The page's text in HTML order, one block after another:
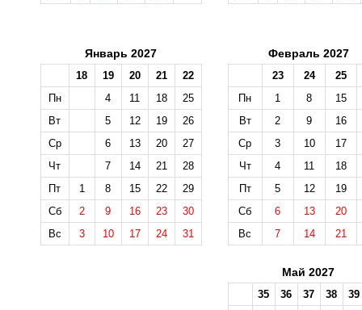
Январь 2027
18 19 20 21
22
Пн
4 11 18
25
Вт
5 12 19
26
Ср
6 13 20
27
Чт
7 14 21
28
Пт
1 8 15 22
29
Сб
2 9 16 23
30
Вс
3 10 17 24 31
Февраль 2027
23 24
25
Пн
1 8
15
Вт
2 9
16
Ср
3 10
17
Чт
4 11
18
Пт
5 12
19
Сб
6 13
20
Вс
7 14 21
Май 2027
35 36 37 38
39